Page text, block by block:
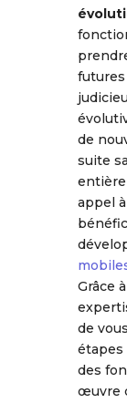
de
suite
appel
Grâce
de
étapes
des
œuvre